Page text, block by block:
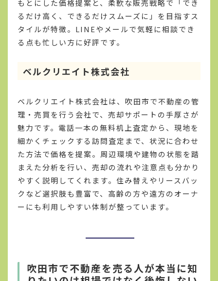
もとにした価格提案と、柔軟な販売戦略で「でき
るだけ高く、できるだけスムーズに」を目指すス
タイルが特徴。LINEやメールで気軽に相談でき
る点も忙しい方に好評です。
ベルクリエイト株式会社
ベルクリエイト株式会社は、吹田市で不動産の管
理・売買を行う会社で、売却サポートの手厚さが
魅力です。電話一本の無料机上査定から、現地を
細かくチェックする訪問査定まで、状況に合わせ
た方法で価格を提案。周辺環境や建物の状態を踏
まえた分析を行い、売却の流れや注意点も分かり
やすく説明してくれます。住み替えやリースバッ
クなど選択肢も豊富で、高齢の方や遠方のオーナ
ーにも利用しやすい体制が整っています。
吹田市で不動産を売る人が本当に知